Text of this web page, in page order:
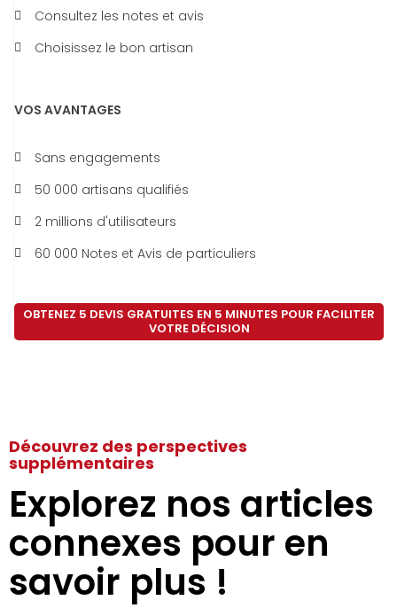
Consultez les notes et avis
Choisissez le bon artisan
VOS AVANTAGES
Sans engagements
50 000 artisans qualifiés
2 millions d'utilisateurs
60 000 Notes et Avis de particuliers
OBTENEZ 5 DEVIS GRATUITES EN 5 MINUTES POUR FACILITER
VOTRE DÉCISION
Découvrez des perspectives
supplémentaires
Explorez nos articles
connexes pour en
savoir plus !